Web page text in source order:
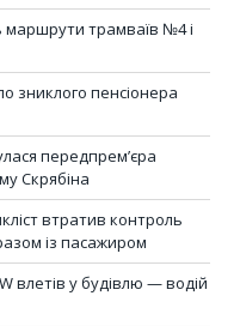
маршрути трамваїв №4 і
зниклого пенсіонера
передпрем’єра
Скрябіна
втратив контроль
із пасажиром
влетів у будівлю — водій